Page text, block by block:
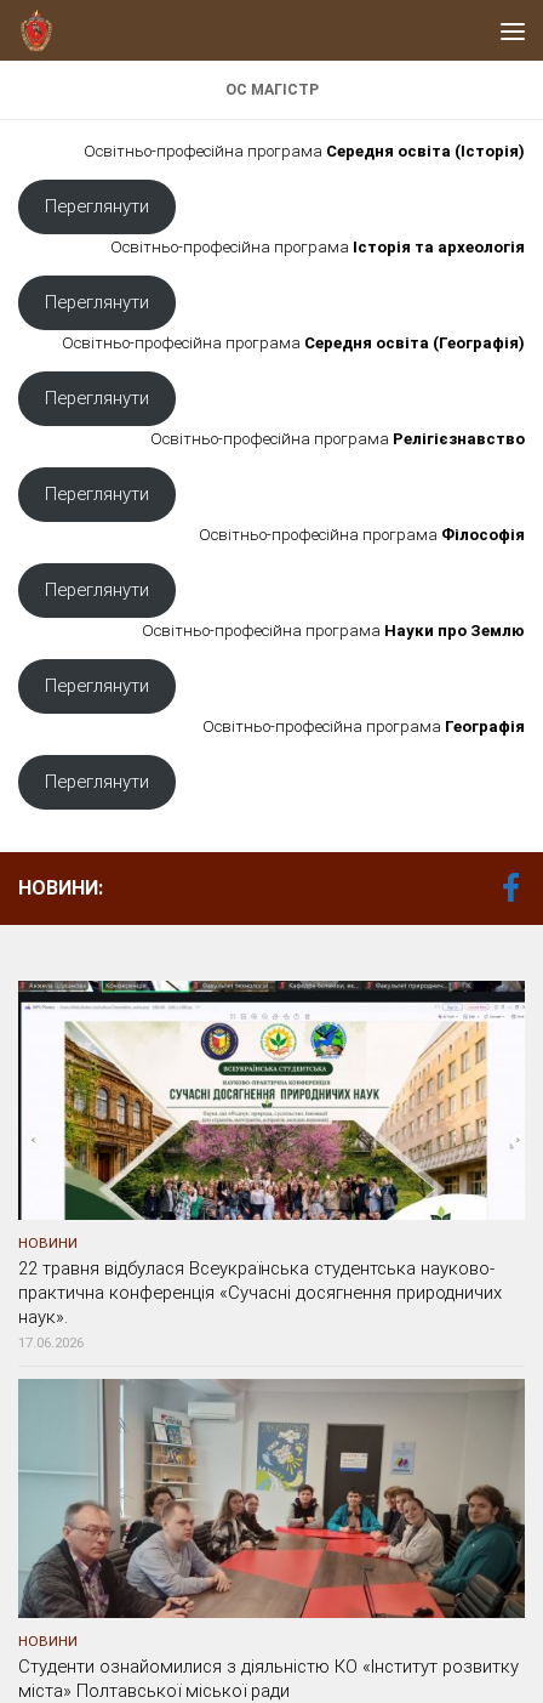
Skip to content
ОС МАГІСТР
Освітньо-професійна програма Середня освіта (Історія)
Переглянути
Освітньо-професійна програма Історія та археологія
Переглянути
Освітньо-професійна програма Середня освіта (Географія)
Переглянути
Освітньо-професійна програма Релігієзнавство
Переглянути
Освітньо-професійна програма Філософія
Переглянути
Освітньо-професійна програма Науки про Землю
Переглянути
Освітньо-професійна програма Географія
Переглянути
НОВИНИ:
НОВИНИ
22 травня відбулася Всеукраїнська студентська науково-
практична конференція «Сучасні досягнення природничих
наук».
17.06.2026
НОВИНИ
Студенти ознайомилися з діяльністю КО «Інститут розвитку
міста» Полтавської міської ради